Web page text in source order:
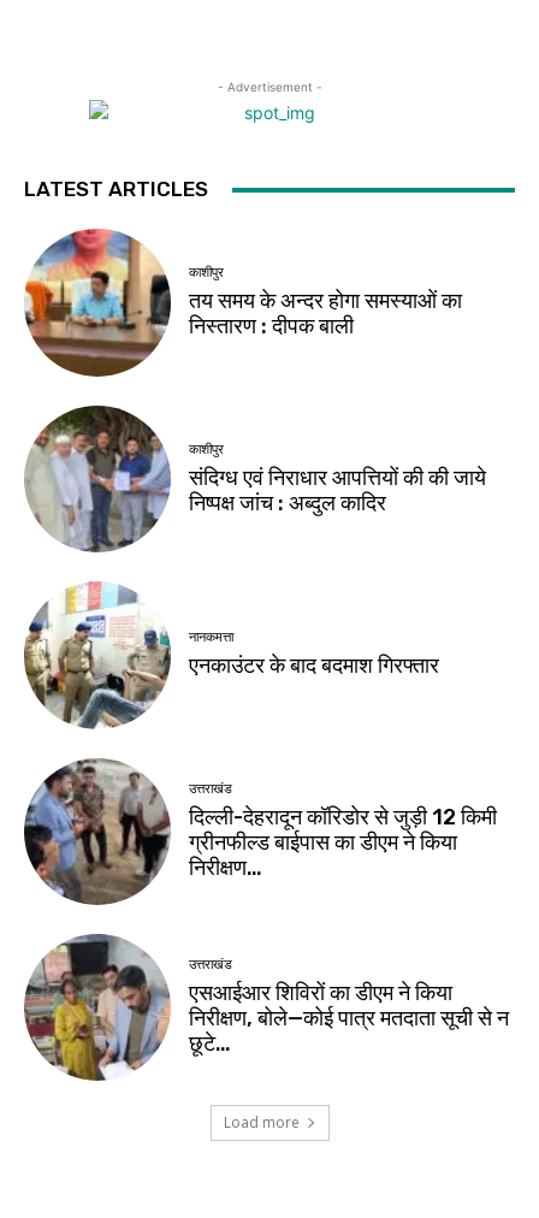
- Advertisement -
LATEST ARTICLES
काशीपुर
तय समय के अन्दर होगा समस्याओं का
निस्तारण : दीपक बाली
काशीपुर
संदिग्ध एवं निराधार आपत्तियों की की जाये
निष्पक्ष जांच : अब्दुल कादिर
नानकमत्ता
एनकाउंटर के बाद बदमाश गिरफ्तार
उत्तराखंड
दिल्ली-देहरादून कॉरिडोर से जुड़ी 12 किमी
ग्रीनफील्ड बाईपास का डीएम ने किया
निरीक्षण…
उत्तराखंड
एसआईआर शिविरों का डीएम ने किया
निरीक्षण, बोले—कोई पात्र मतदाता सूची से न
छूटे…
Load more